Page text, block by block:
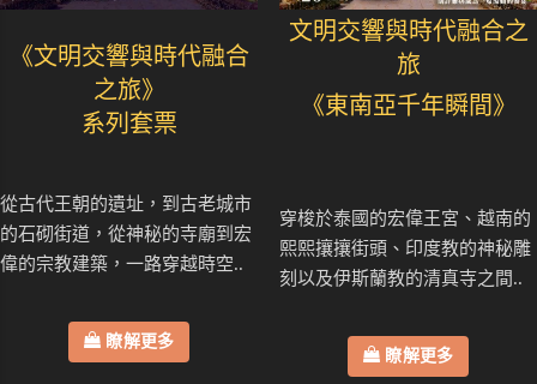
《文明交響與時代融合
之旅》
系列套票
從古代王朝的遺址，到古老城市
的石砌街道，從神秘的寺廟到宏
偉的宗教建築，一路穿越時空..
瞭解更多
文明交響與時代融合之
旅
《東南亞千年瞬間》
穿梭於泰國的宏偉王宮、越南的
熙熙攘攘街頭、印度教的神秘雕
刻以及伊斯蘭教的清真寺之間..
瞭解更多